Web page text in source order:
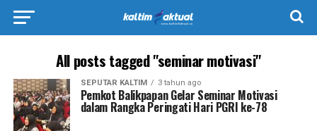
All posts tagged "seminar motivasi"
SEPUTAR KALTIM 3 tahun ago
Pemkot Balikpapan Gelar Seminar Motivasi
dalam Rangka Peringati Hari PGRI ke-78